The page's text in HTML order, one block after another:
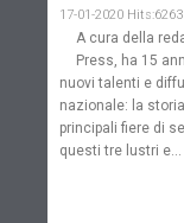
17-01-2020 Hits:6263
A cura della
Press, ha 15
nuovi talenti e
nazionale: la
principali fiere di
questi tre lustri e...